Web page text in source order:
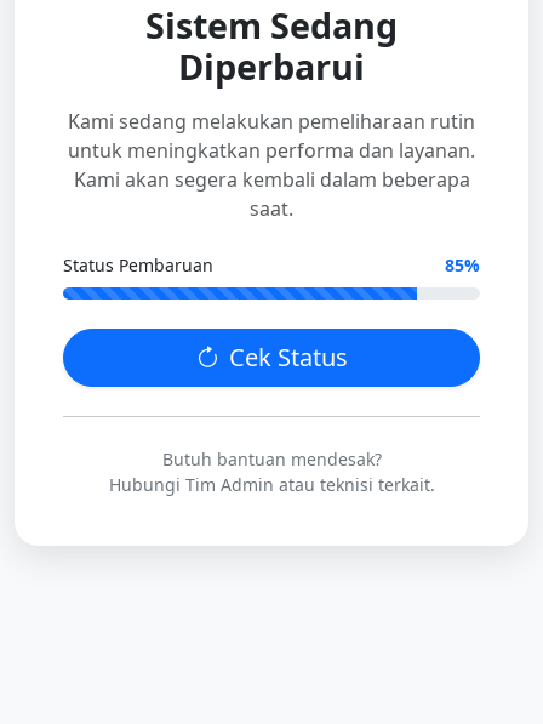
Sistem Sedang
Diperbarui
Kami sedang melakukan pemeliharaan rutin
untuk meningkatkan performa dan layanan.
Kami akan segera kembali dalam beberapa
saat.
Status Pembaruan 85%
Cek Status
Butuh bantuan mendesak?
Hubungi Tim Admin atau teknisi terkait.